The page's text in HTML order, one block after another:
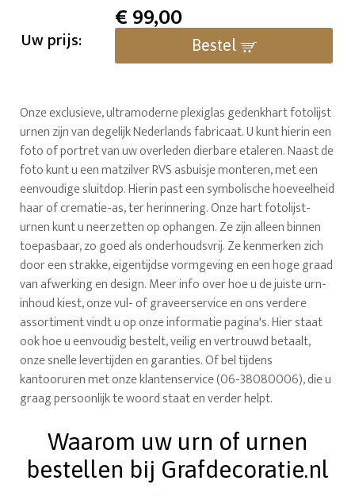
Uw prijs:
€99,00
Bestel
Onze exclusieve, ultramoderne plexiglas gedenkhart fotolijst
urnen zijn van degelijk Nederlands fabricaat. U kunt hierin een
foto of portret van uw overleden dierbare etaleren. Naast de
foto kunt u een matzilver RVS asbuisje monteren, met een
eenvoudige sluitdop. Hierin past een symbolische hoeveelheid
haar of crematie-as, ter herinnering. Onze hart fotolijst-
urnen kunt u neerzetten op ophangen. Ze zijn alleen binnen
toepasbaar, zo goed als onderhoudsvrij. Ze kenmerken zich
door een strakke, eigentijdse vormgeving en een hoge graad
van afwerking en design. Meer info over hoe u de juiste urn-
inhoud kiest, onze vul- of graveerservice en ons verdere
assortiment vindt u op onze informatie pagina's. Hier staat
ook hoe u eenvoudig bestelt, veilig en vertrouwd betaalt,
onze snelle levertijden en garanties. Of bel tijdens
kantooruren met onze klantenservice (06-38080006), die u
graag persoonlijk te woord staat en verder helpt.
Waarom uw urn of urnen
bestellen bij Grafdecoratie.nl